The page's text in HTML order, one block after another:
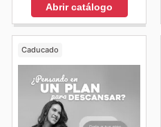
Abrir catálogo
Caducado